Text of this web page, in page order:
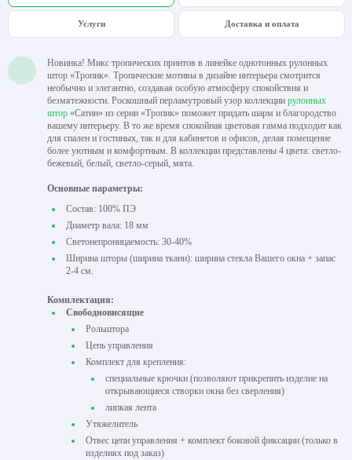
Услуги Доставка и оплата
Новинка! Микс тропических принтов в линейке однотонных рулонных
штор «Тропик». Тропические мотивы в дизайне интерьера смотрится
необычно и элегантно, создавая особую атмосферу спокойствия и
безмятежности. Роскошный перламутровый узор коллекции рулонных
штор «Сатин» из серии «Тропик» поможет придать шарм и благородство
вашему интерьеру. В то же время спокойная цветовая гамма подходит как
для спален и гостиных, так и для кабинетов и офисов, делая помещение
более уютным и комфортным. В коллекции представлены 4 цвета: светло-
бежевый, белый, светло-серый, мята.
Основные параметры:
Состав: 100% ПЭ
Диаметр вала: 18 мм
Светонепроницаемость: 30-40%
Ширина шторы (ширина ткани): ширина стекла Вашего окна + запас
2-4 см.
Комплектация:
Свободновисящие
Рольштора
Цепь управления
Комплект для крепления:
специальные крючки (позволяют прикрепить изделие на
открывающиеся створки окна без сверления)
липкая лента
Утяжелитель
Отвес цепи управления + комплект боковой фиксации (только в
изделиях под заказ)